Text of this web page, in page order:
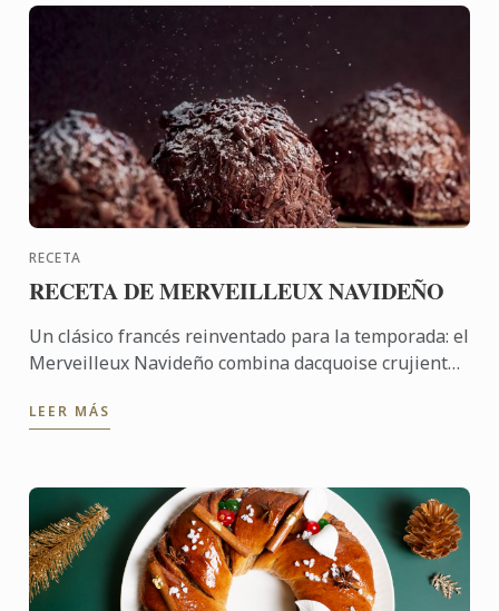
RECETA
RECETA DE MERVEILLEUX NAVIDEÑO
Un clásico francés reinventado para la temporada: el
Merveilleux Navideño combina dacquoise crujiente,
para ...
LEER MÁS